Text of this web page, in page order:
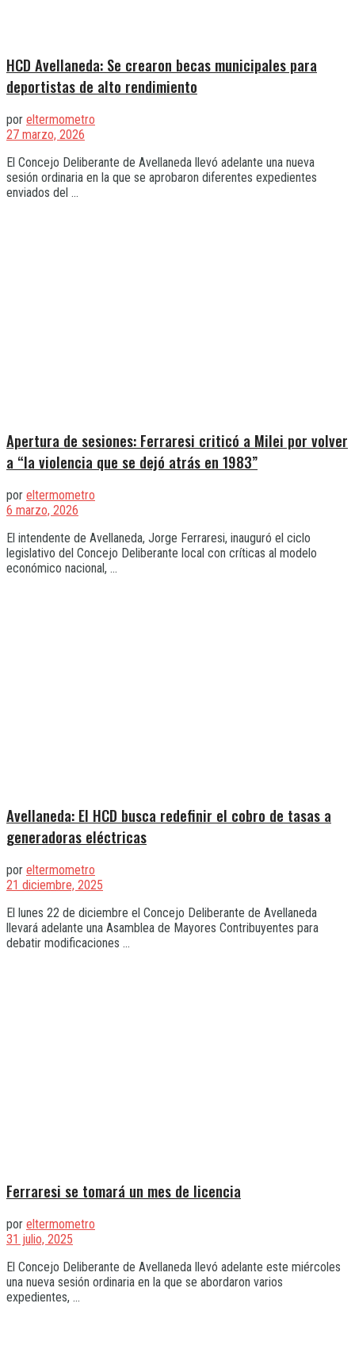
HCD Avellaneda: Se crearon becas municipales para
deportistas de alto rendimiento
por eltermometro
27 marzo, 2026
El Concejo Deliberante de Avellaneda llevó adelante una nueva
sesión ordinaria en la que se aprobaron diferentes expedientes
enviados del ...
Apertura de sesiones: Ferraresi criticó a Milei por volver
a “la violencia que se dejó atrás en 1983”
por eltermometro
6 marzo, 2026
El intendente de Avellaneda, Jorge Ferraresi, inauguró el ciclo
legislativo del Concejo Deliberante local con críticas al modelo
económico nacional, ...
Avellaneda: El HCD busca redefinir el cobro de tasas a
generadoras eléctricas
por eltermometro
21 diciembre, 2025
El lunes 22 de diciembre el Concejo Deliberante de Avellaneda
llevará adelante una Asamblea de Mayores Contribuyentes para
debatir modificaciones ...
Ferraresi se tomará un mes de licencia
por eltermometro
31 julio, 2025
El Concejo Deliberante de Avellaneda llevó adelante este miércoles
una nueva sesión ordinaria en la que se abordaron varios
expedientes, ...